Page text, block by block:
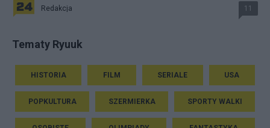
Redakcja 11
Tematy Ryuuk
HISTORIA FILM SERIALE USA
POPKULTURA SZERMIERKA SPORTY WALKI